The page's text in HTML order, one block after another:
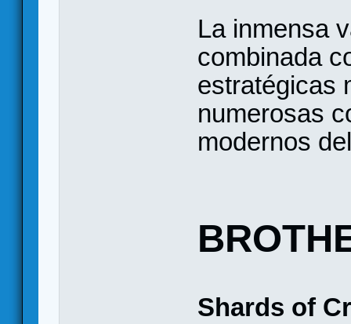
La inmensa
combinada
estratégicas
numerosas
modernos
Shards of